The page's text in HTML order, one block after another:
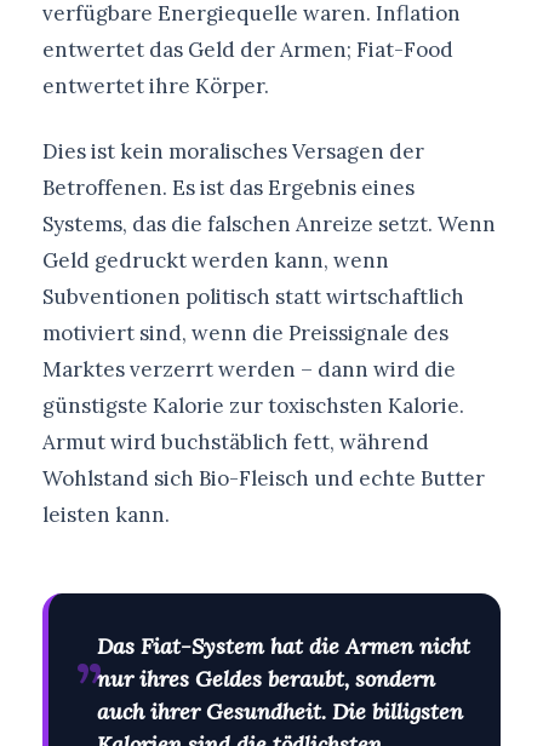
verfügbare Energiequelle waren. Inflation
entwertet das Geld der Armen; Fiat-Food
entwertet ihre Körper.
Dies ist kein moralisches Versagen der
Betroffenen. Es ist das Ergebnis eines
Systems, das die falschen Anreize setzt. Wenn
Geld gedruckt werden kann, wenn
Subventionen politisch statt wirtschaftlich
motiviert sind, wenn die Preissignale des
Marktes verzerrt werden – dann wird die
günstigste Kalorie zur toxischsten Kalorie.
Armut wird buchstäblich fett, während
Wohlstand sich Bio-Fleisch und echte Butter
leisten kann.
„Das Fiat-System hat die Armen nicht
nur ihres Geldes beraubt, sondern
auch ihrer Gesundheit. Die billigsten